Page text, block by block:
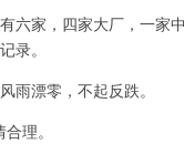
家，四家大厂，一家
录。
雨漂零，不起反跌。
理。